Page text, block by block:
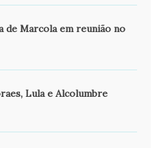
de Marcola em reunião no
Lula e Alcolumbre